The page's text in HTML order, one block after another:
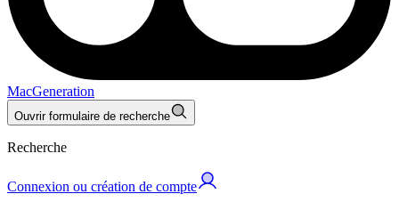
MacGeneration
Ouvrir formulaire de recherche
Recherche
Connexion ou création de compte